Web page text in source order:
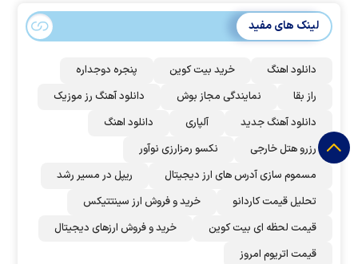
لینک های مفید
دانلود اهنگ خرید بیت کوین
پنجره دوجداره
راز بقا
نمایندگی مجاز بوش
دانلود آهنگ رز‌ موزیک
دانلود آهنگ جدید
آلپاری
دانلود اهنگ
رزرو هتل خارجی
نکسو رمزارزی نوآور
مسموم سازی آدرس های ارز دیجیتال
ریپل در مسیر رشد
تحلیل قیمت کاردانو
خرید و فروش ارز سینتتیکس
قیمت لحظه ای بیت کوین
خرید و فروش ارزهای دیجیتال
قیمت اتریوم امروز